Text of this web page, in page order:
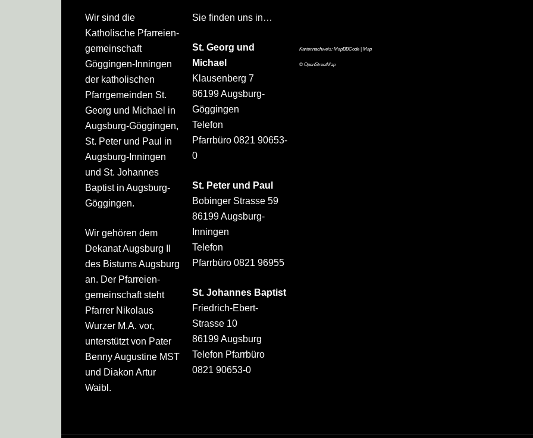
Footer
Wir sind die
Katholische Pfarreien­
gemeinschaft
Göggingen-Inningen
der katholischen
Pfarrgemeinden St.
Georg und Michael in
Augsburg-Göggingen,
St. Peter und Paul in
Augsburg-Inningen
und St. Johannes
Baptist in Augsburg-
Göggingen.
Wir gehören dem
Dekanat Augsburg II
des Bistums Augsburg
an. Der Pfarreien­
gemeinschaft steht
Pfarrer Nikolaus
Wurzer M.A. vor,
unterstützt von Pater
Benny Augustine MST
und Diakon Artur
Waibl.
Sie finden uns in…
St. Georg und
Michael
Klausenberg 7
86199 Augsburg-
Göggingen
Telefon
Pfarrbüro 0821 90653-
0
St. Peter und Paul
Bobinger Strasse 59
86199 Augsburg-
Inningen
Telefon
Pfarrbüro 0821 96955
St. Johannes Baptist
Friedrich-Ebert-
Strasse 10
86199 Augsburg
Telefon Pfarrbüro
0821 90653-0
Kartennachweis: MapBBCode| Map
© OpenStreetMap